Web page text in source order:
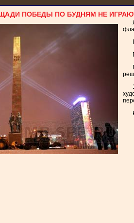
ПОБЕДЫ ПО БУДНЯМ НЕ